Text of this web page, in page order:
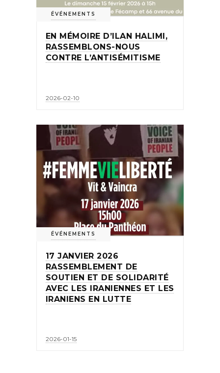
ÉVÉNEMENTS
EN MÉMOIRE D’ILAN HALIMI,
RASSEMBLONS-NOUS
CONTRE L’ANTISÉMITISME
2026-02-10
ÉVÉNEMENTS
17 JANVIER 2026
RASSEMBLEMENT DE
SOUTIEN ET DE SOLIDARITÉ
AVEC LES IRANIENNES ET LES
IRANIENS EN LUTTE
2026-01-15